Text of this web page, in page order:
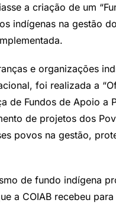
a criação de um
indígenas na gestão
e organizações
foi realizada a
de Fundos de Apoio
de projetos dos
povos na gestão,
de fundo indígena
a COIAB recebeu